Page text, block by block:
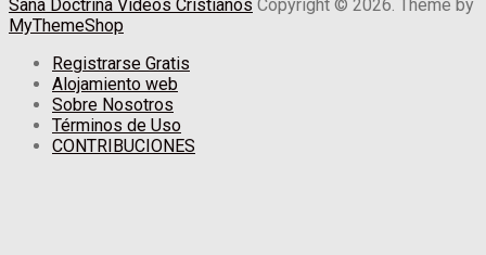
Sana Doctrina Videos Cristianos Copyright © 2026. Theme by
MyThemeShop
Registrarse Gratis
Alojamiento web
Sobre Nosotros
Términos de Uso
CONTRIBUCIONES